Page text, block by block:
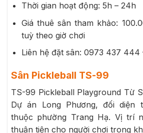
Thời gian hoạt động: 5h – 24h
Giá thuê sân tham khảo:
tuỳ theo giờ chơi
Liên hệ đặt sân: 0973 437 444
Sân Pickleball TS-99
TS-99 Pickleball Playground Từ
Dự án Long Phương, đối diện
thuộc phường Trang Hạ. Vị trí
thuận tiện cho người chơi trong